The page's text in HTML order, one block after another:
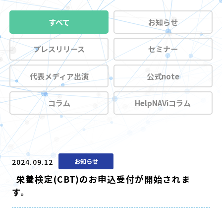
すべて お知らせ
プレスリリース セミナー
代表メディア出演 公式note
コラム HelpNAViコラム
2024.09.12 お知らせ
栄養検定(CBT)のお申込受付が開始されま
す。